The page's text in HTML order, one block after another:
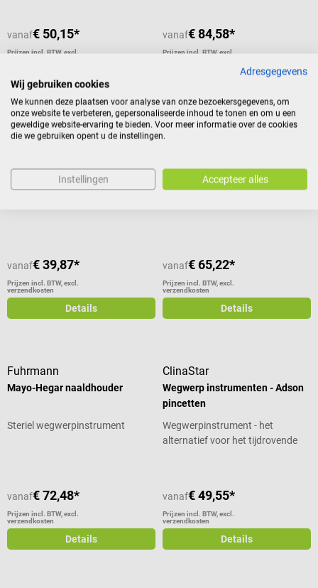
vanaf€ 50,15*
Prijzen incl. BTW, excl.
Details
vanaf€ 84,58*
Prijzen incl. BTW, excl.
Details
MTM
vanaf€ 39,87*
Prijzen incl. BTW, excl.
verzendkosten
Details
MTM
vanaf€ 65,22*
Prijzen incl. BTW, excl.
verzendkosten
Details
Fuhrmann
Mayo-Hegar naaldhouder
Steriel wegwerpinstrument
vanaf€ 72,48*
Prijzen incl. BTW, excl.
verzendkosten
Details
ClinaStar
Wegwerp instrumenten - Adson
pincetten
Wegwerpinstrument - het
alternatief voor het tijdrovende
vanaf€ 49,55*
Prijzen incl. BTW, excl.
verzendkosten
Details
Adresgegevens
Wij gebruiken cookies
We kunnen deze plaatsen voor analyse van onze bezoekersgegevens, om
onze website te verbeteren, gepersonaliseerde inhoud te tonen en om u een
geweldige website-ervaring te bieden. Voor meer informatie over de cookies
die we gebruiken opent u de instellingen.
Instellingen Accepteer alles